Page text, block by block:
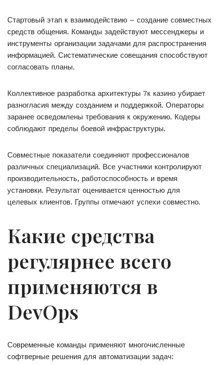
Стартовый этап к взаимодействию – создание совместных
средств общения. Команды задействуют мессенджеры и
инструменты организации задачами для распространения
информацией. Систематические совещания способствуют
согласовать планы.
Коллективное разработка архитектуры 7к казино убирает
разногласия между созданием и поддержкой. Операторы
заранее осведомлены требования к окружению. Кодеры
соблюдают пределы боевой инфраструктуры.
Совместные показатели соединяют профессионалов
различных специализаций. Все участники контролируют
производительность, работоспособность и время
установки. Результат оценивается ценностью для
целевых клиентов. Группы отмечают успехи совместно.
Какие средства
регулярнее всего
применяются в
DevOps
Современные команды применяют многочисленные
софтверные решения для автоматизации задач: